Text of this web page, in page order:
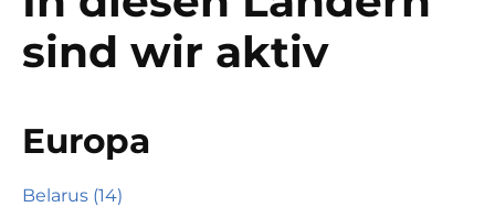
sind wir aktiv
Europa
Belarus (14)